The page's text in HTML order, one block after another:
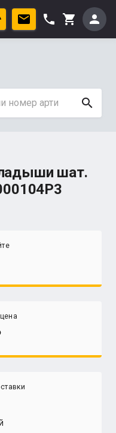
phone shopping_cart person
search
шат.